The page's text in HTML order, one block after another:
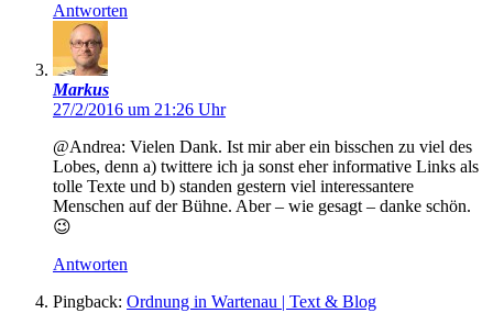
Antworten
Markus
27/2/2016 um 21:26 Uhr
@Andrea: Vielen Dank. Ist mir aber ein bisschen zu viel des
Lobes, denn a) twittere ich ja sonst eher informative Links als
tolle Texte und b) standen gestern viel interessantere
Menschen auf der Bühne. Aber – wie gesagt – danke schön.
😉
Antworten
Pingback: Ordnung in Wartenau | Text & Blog